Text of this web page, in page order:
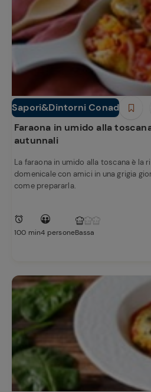
Sapori&Dintorni Conad
Secondi piatti
Faraona in umido alla
autunnali
La faraona in umido alla toscana è la
domenicale con amici in una grigia
come prepararla.
100 min4 personeBassa